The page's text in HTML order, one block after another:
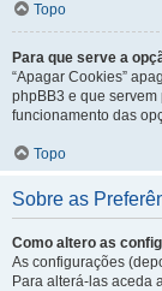
Topo
Para que serve a
“Apagar Cookies”
phpBB3 e que
funcionamento das
Topo
Sobre as
Como altero as
As configurações
Para alterá-las aceda